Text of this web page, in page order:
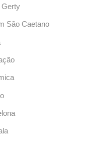
Gerty
São Caetano